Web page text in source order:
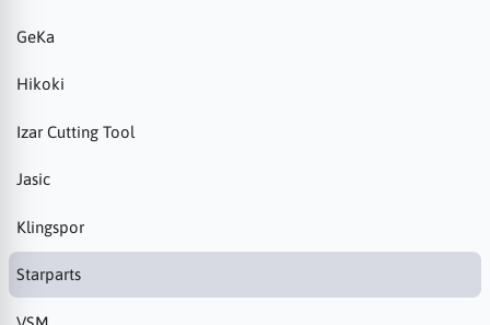
GeKa
Hikoki
Izar Cutting Tool
Jasic
Klingspor
Starparts